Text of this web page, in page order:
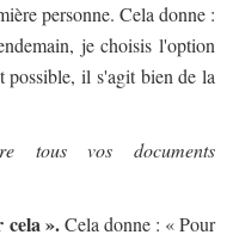
personne. Cela donne :
je choisis l'option
possible, il s'agit bien de la
tous vos documents
cela ».Cela donne : « Pour